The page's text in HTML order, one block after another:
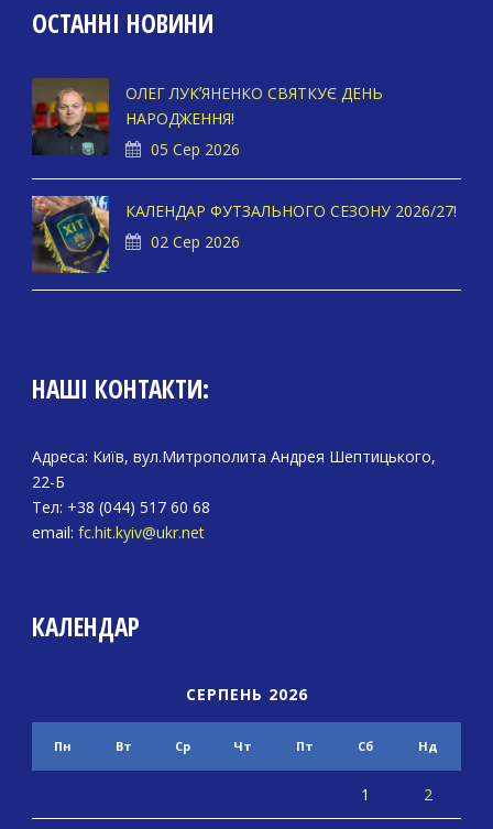
ОСТАННІ НОВИНИ
ОЛЕГ ЛУКʼЯНЕНКО СВЯТКУЄ ДЕНЬ
НАРОДЖЕННЯ!
05 Сер 2026
КАЛЕНДАР ФУТЗАЛЬНОГО СЕЗОНУ 2026/27!
02 Сер 2026
НАШІ КОНТАКТИ:
Адреса: Київ, вул.Митрополита Андрея Шептицького,
22-Б
Тел: +38 (044) 517 60 68
email: fc.hit.kyiv@ukr.net
КАЛЕНДАР
СЕРПЕНЬ 2026
Пн Вт Ср Чт Пт Сб Нд
1 2